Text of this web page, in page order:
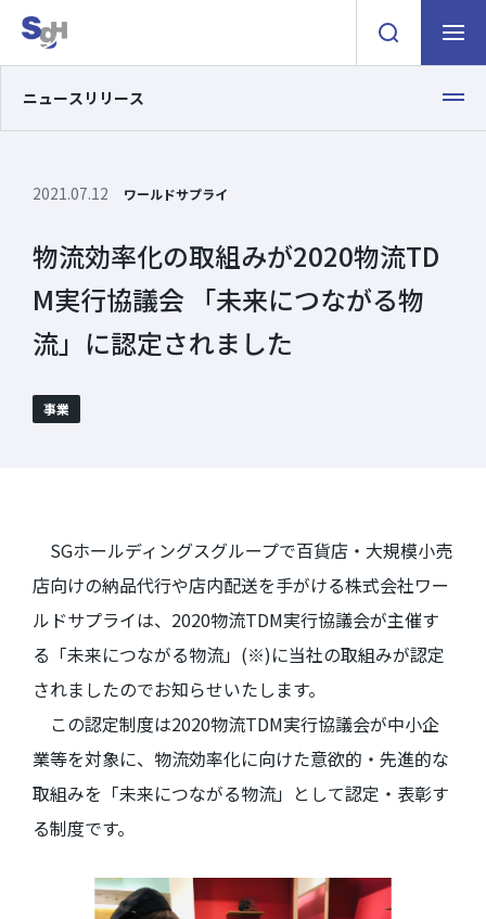
検索窓を開く
ニュースリリース
2021.07.12 ワールドサプライ
物流効率化の取組みが2020物流TD
M実行協議会 「未来につながる物
流」に認定されました
事業
SGホールディングスグループで百貨店・大規模小売
店向けの納品代行や店内配送を手がける株式会社ワー
ルドサプライは、2020物流TDM実行協議会が主催す
る「未来につながる物流」(※)に当社の取組みが認定
されましたのでお知らせいたします。
この認定制度は2020物流TDM実行協議会が中小企
業等を対象に、物流効率化に向けた意欲的・先進的な
取組みを「未来につながる物流」として認定・表彰す
る制度です。